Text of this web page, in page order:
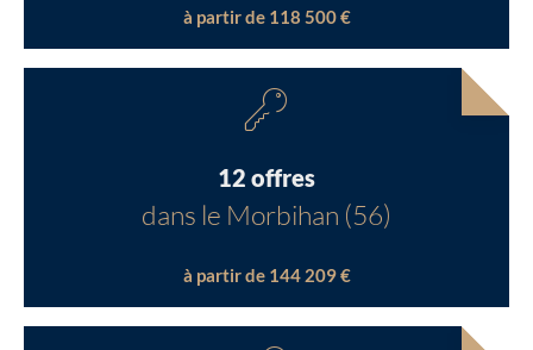
à partir de 118 500 €
12 offres
dans le Morbihan (56)
à partir de 144 209 €